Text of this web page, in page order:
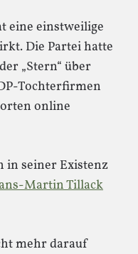
eine einstweilige
Die Partei hatte
„Stern“ über
Tochterfirmen
online
in seiner Existenz
Martin Tillack
mehr darauf